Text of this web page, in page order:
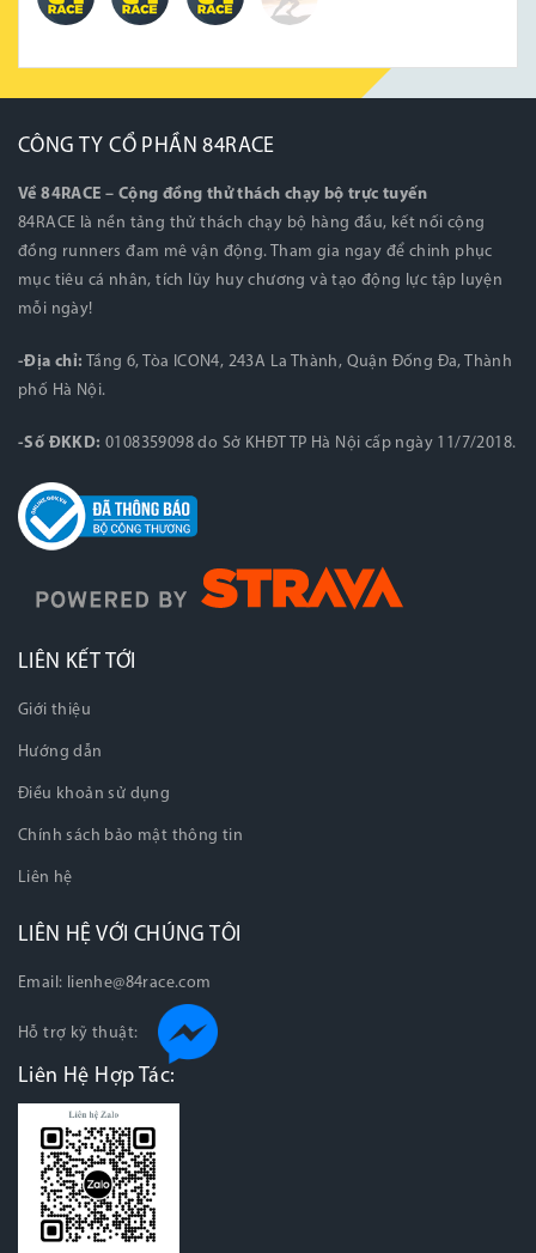
CÔNG TY CỔ PHẦN 84RACE
Về 84RACE – Cộng đồng thử thách chạy bộ trực tuyến
84RACE là nền tảng thử thách chạy bộ hàng đầu, kết nối cộng
đồng runners đam mê vận động. Tham gia ngay để chinh phục
mục tiêu cá nhân, tích lũy huy chương và tạo động lực tập luyện
mỗi ngày!
-Địa chỉ: Tầng 6, Tòa ICON4, 243A La Thành, Quận Đống Đa, Thành
phố Hà Nội.
-Số ĐKKD: 0108359098 do Sở KHĐT TP Hà Nội cấp ngày 11/7/2018.
LIÊN KẾT TỚI
Giới thiệu
Hướng dẫn
Điều khoản sử dụng
Chính sách bảo mật thông tin
Liên hệ
LIÊN HỆ VỚI CHÚNG TÔI
Email: lienhe@84race.com
Hỗ trợ kỹ thuật:
Liên Hệ Hợp Tác: